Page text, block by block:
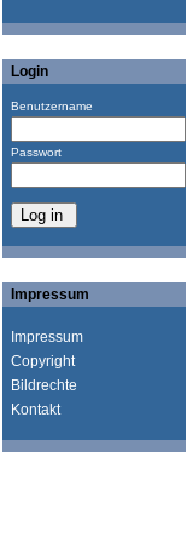
Login
Benutzername
Passwort
Impressum
Impressum
Copyright
Bildrechte
Kontakt